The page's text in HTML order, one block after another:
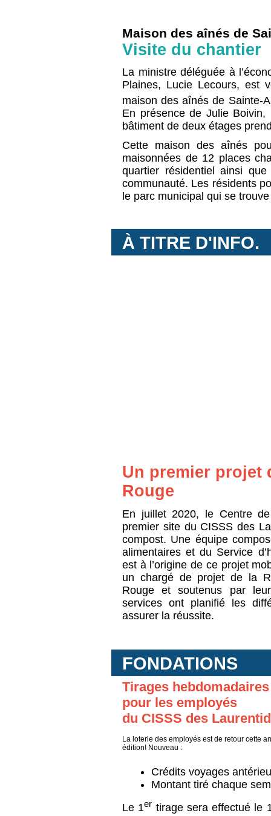
Maison des aînés de
Visite du chantier
La ministre déléguée à
Plaines, Lucie Lecours, est
maison des aînés de Sainte-
En présence de Julie
bâtiment de deux étages
Cette maison des aînés
maisonnées de 12 places
quartier résidentiel ainsi
communauté. Les résidents
le parc municipal qui se
À TITRE
Un premier projet
Rouge
En juillet 2020, le Centre
premier site du CISSS des
compost. Une équipe
alimentaires et du Service
est à l’origine de ce projet
un chargé de projet de la
Rouge
et soutenus par
services ont planifié les
assurer la réussite.
FONDATIONS
Tirages hebdomadaires
pour les employés
du CISSS des
La loterie des employés est de retour cette
édition! Nouveau :
Crédits voyages
Montant tiré chaque
Le 1er tirage sera effectué le